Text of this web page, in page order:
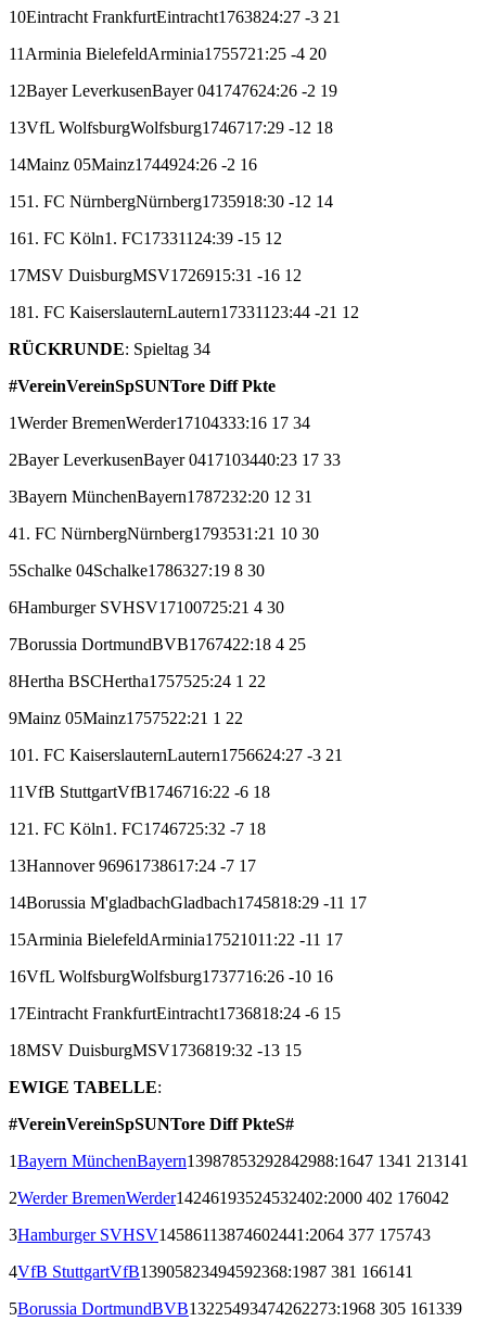
10Eintracht FrankfurtEintracht1763824:27 -3 21
11 Arminia BielefeldArminia1755721:25 -4 20
12Bayer LeverkusenBayer 041747624:26 -2 19
13VfL WolfsburgWolfsburg1746717:29 -12 18
14Mainz 05Mainz1744924:26 -2 16
151. FC NürnbergNürnberg1735918:30 -12 14
161. FC Köln1. FC173311 24:39 -15 12
17MSV DuisburgMSV1726915:31 -16 12
181. FC KaiserslauternLautern173311 23:44 -21 12
RÜCKRUNDE: Spieltag 34
#VereinVereinSpSUNTore Diff Pkte
1Werder BremenWerder17104333:16 17 34
2Bayer LeverkusenBayer 0417103440:23 17 33
3Bayern MünchenBayern1787232:20 12 31
41. FC NürnbergNürnberg1793531:21 10 30
5Schalke 04Schalke1786327:19 8 30
6Hamburger SVHSV17100725:21 4 30
7Borussia DortmundBVB1767422:18 4 25
8Hertha BSCHertha1757525:24 1 22
9Mainz 05Mainz1757522:21 1 22
101. FC KaiserslauternLautern1756624:27 -3 21
11VfB StuttgartVfB1746716:22 -6 18
121. FC Köln1. FC1746725:32 -7 18
13Hannover 96961738617:24 -7 17
14Borussia M'gladbachGladbach1745818:29 -11 17
15Arminia BielefeldArminia17521011:22 -11 17
16VfL WolfsburgWolfsburg1737716:26 -10 16
17Eintracht FrankfurtEintracht1736818:24 -6 15
18MSV DuisburgMSV1736819:32 -13 15
EWIGE TABELLE:
#VereinVereinSpSUNTore Diff PkteS#
1Bayern MünchenBayern13987853292842988:1647 1341 213141
2Werder BremenWerder14246193524532402:2000 402 176042
3Hamburger SVHSV14586113874602441:2064 377 175743
4VfB StuttgartVfB13905823494592368:1987 381 166141
5Borussia DortmundBVB13225493474262273:1968 305 161339